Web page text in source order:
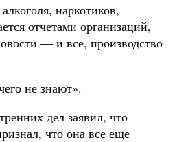
наркотиков,
отчетами организаций,
— и все, производство
не знают».
дел заявил, что
что она все еще